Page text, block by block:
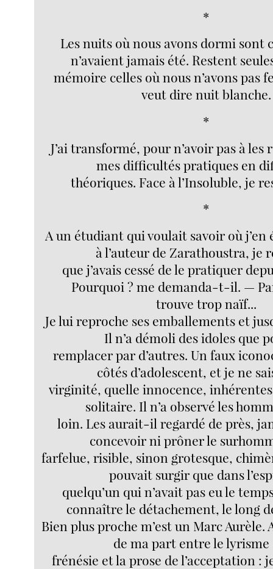
*
Les nuits où nous avons dormi sont
n’avaient jamais été. Restent
mémoire celles où nous n’avons pas
veut dire nuit blanche.
*
J’ai transformé, pour n’avoir pas à les
mes difficultés pratiques en
théoriques. Face à l’Insoluble, je
*
A un étudiant qui voulait savoir où
à l’auteur de Zarathoustra, je
que j’avais cessé de le pratiquer
Pourquoi ? me demanda-t-il. —
trouve trop naïf...
Je lui reproche ses emballements et
Il n’a démoli des idoles que
remplacer par d’autres. Un faux
côtés d’adolescent, et je ne
virginité, quelle innocence,
solitaire. Il n’a observé les
loin. Les aurait-il regardé de près,
concevoir ni prôner le
farfelue, risible, sinon grotesque,
pouvait surgir que dans
quelqu’un qui n’avait pas eu le
connaître le détachement, le long
Bien plus proche m’est un Marc Aurèle.
de ma part entre le lyrisme
frénésie et la prose de l’acceptation :